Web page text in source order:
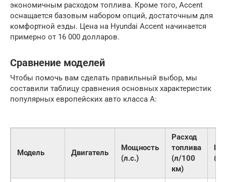
экономичным расходом топлива. Кроме того, Accent
оснащается базовым набором опций, достаточным для
комфортной езды. Цена на Hyundai Accent начинается
примерно от 16 000 долларов.
Сравнение моделей
Чтобы помочь вам сделать правильный выбор, мы
составили таблицу сравнения основных характеристик
популярных европейских авто класса А:
Модель Двигатель
Мощность
(л.с.)
Расход
топлива
(л/100
км)